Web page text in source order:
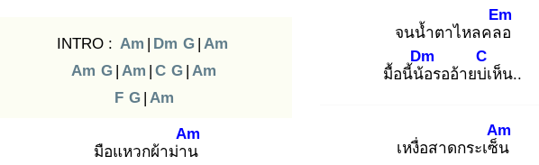
INTRO : Am | Dm G | Am
Am G | Am | C G | Am
F G | Am
มือแหวกผ้าม่าน
Am
จนน้ำตาไหลคลอ
Em
มื้อนี้น้อ
Dm
รออ้ายบ่เ
C
ห็น..
เหงื่อสาดกระเซ็น
Am